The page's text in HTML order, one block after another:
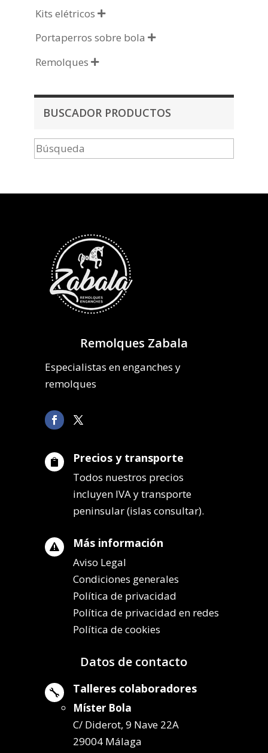
Kits elétricos 
Portaperros sobre bola 
Remolques 
BUSCADOR PRODUCTOS
Remolques Zabala
Especialistas en enganches y
remolques
 Precios y transporte
Todos nuestros precios
incluyen IVA y transporte
peninsular (islas consultar).
 Más información
Aviso Legal
Condiciones generales
Política de privacidad
Política de privacidad en redes
Política de cookies
Datos de contacto
 Talleres colaboradores
Míster Bola
C/ Diderot, 9 Nave 22A
29004 Málaga